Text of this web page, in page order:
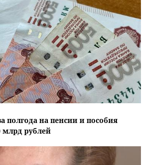
полгода на пенсии и пособия
млрд рублей